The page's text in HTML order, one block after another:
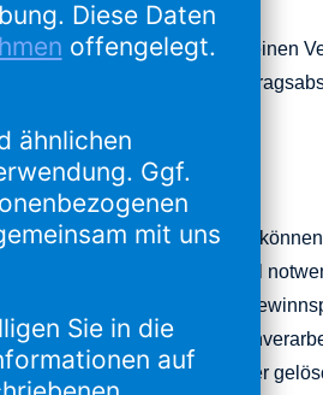
bestehen.
es bei Ihrer Anfrage um einen
einem potenziellen
dieser Gewinnspiele
weitere für das Gewinnspiel
für die Abwicklung des
werden wir über eine
die Daten der Teilnehmer